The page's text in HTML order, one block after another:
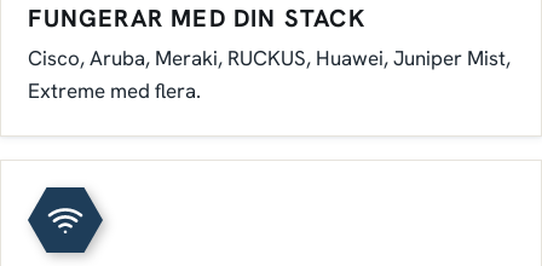
FUNGERAR MED DIN STACK
Cisco, Aruba, Meraki, RUCKUS, Huawei, Juniper Mist,
Extreme med flera.